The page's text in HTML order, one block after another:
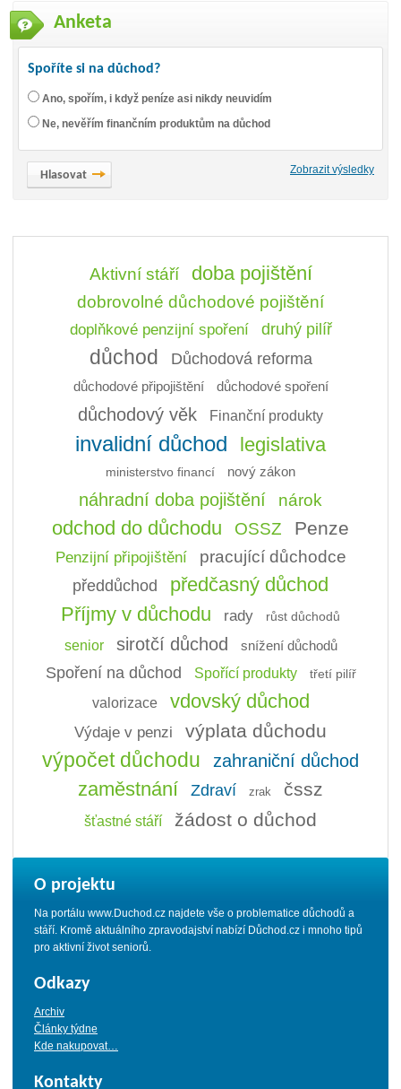
Anketa
Spoříte si na důchod?
Ano, spořím, i když peníze asi nikdy neuvidím
Ne, nevěřím finančním produktům na důchod
Zobrazit výsledky
Aktivní stáří doba pojištění
dobrovolné důchodové pojištění
doplňkové penzijní spoření druhý pilíř
důchod Důchodová reforma
důchodové připojištění důchodové spoření
důchodový věk Finanční produkty
invalidní důchod legislativa
ministerstvo financí nový zákon
náhradní doba pojištění nárok
odchod do důchodu OSSZ Penze
Penzijní připojištění pracující důchodce
předdůchod předčasný důchod
Příjmy v důchodu rady růst důchodů
senior sirotčí důchod snížení důchodů
Spoření na důchod Spořící produkty třetí pilíř
valorizace vdovský důchod
Výdaje v penzi výplata důchodu
výpočet důchodu zahraniční důchod
zaměstnání Zdraví zrak čssz
šťastné stáří žádost o důchod
O projektu
Na portálu www.Duchod.cz najdete vše o problematice důchodů a
stáří. Kromě aktuálního zpravodajství nabízí Důchod.cz i mnoho tipů
pro aktivní život seniorů.
Odkazy
Archiv
Články týdne
Kde nakupovat…
Kontakty